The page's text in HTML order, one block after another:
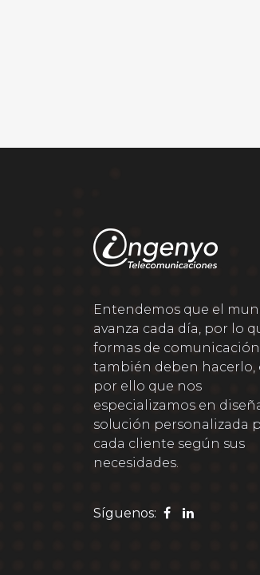
Entendemos que el
avanza cada día, por lo
formas de comunicación
también deben hacerlo,
por ello que nos
especializamos en
solución personalizada
cada cliente según sus
necesidades.
Síguenos: